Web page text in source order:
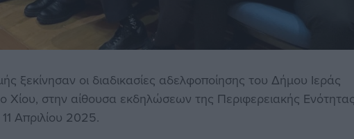
ξεκίνησαν οι διαδικασίες αδελφοποίησης του Δήμου Ιεράς
στην αίθουσα εκδηλώσεων της Περιφερειακής Ενότητας
Απριλίου 2025.